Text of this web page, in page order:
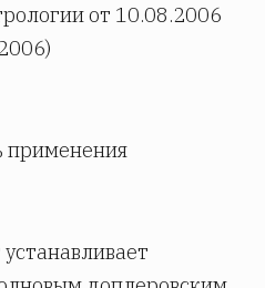
от 10.08.2006
применения